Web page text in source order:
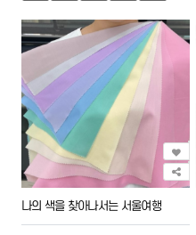
나의 색을 찾아나서는 서울여행